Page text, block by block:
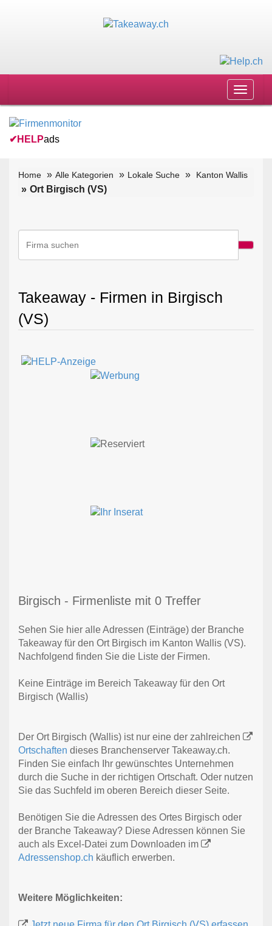
Toggle
✔ HELPads
Home Alle Kategorien Lokale Suche Kanton Wallis
Ort Birgisch (VS)
Takeaway - Firmen in Birgisch
(VS)
Birgisch - Firmenliste mit 0 Treffer
Sehen Sie hier alle Adressen (Einträge) der Branche
Takeaway für den Ort Birgisch im Kanton Wallis (VS).
Nachfolgend finden Sie die Liste der Firmen.
Keine Einträge im Bereich Takeaway für den Ort
Birgisch (Wallis)
Der Ort Birgisch (Wallis) ist nur eine der zahlreichen
Ortschaften dieses Branchenserver Takeaway.ch.
Finden Sie einfach Ihr gewünschtes Unternehmen
durch die Suche in der richtigen Ortschaft. Oder nutzen
Sie das Suchfeld im oberen Bereich dieser Seite.
Benötigen Sie die Adressen des Ortes Birgisch oder
der Branche Takeaway? Diese Adressen können Sie
auch als Excel-Datei zum Downloaden im
Adressenshop.ch käuflich erwerben.
Weitere Möglichkeiten: